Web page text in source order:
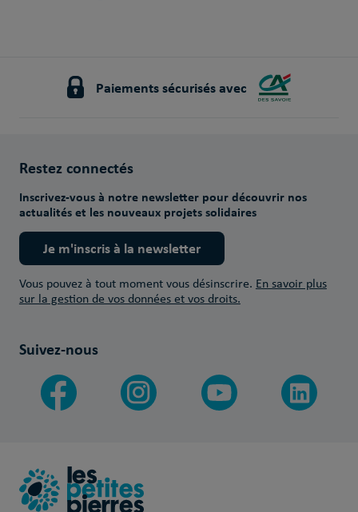
Paiements sécurisés avec
Restez connectés
Inscrivez-vous à notre newsletter pour découvrir nos
actualités et les nouveaux projets solidaires
Je m'inscris à la newsletter
Vous pouvez à tout moment vous désinscrire. En savoir plus
sur la gestion de vos données et vos droits.
Suivez-nous